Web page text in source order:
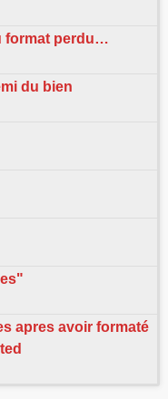
format perdu…
du bien
apres avoir formaté